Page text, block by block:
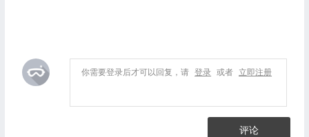
你需要登录后才可以回复，请 登录 或者 立即注册
评论